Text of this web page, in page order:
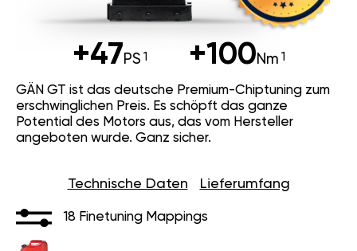
+47PS +100Nm
GÄN GT ist das deutsche Premium-Chiptuning zum
erschwinglichen Preis. Es schöpft das ganze
Potential des Motors aus, das vom Hersteller
angeboten wurde. Ganz sicher.
Technische Daten Lieferumfang
18 Finetuning Mappings